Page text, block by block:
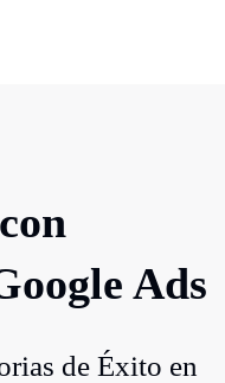
Ads
de Éxito en